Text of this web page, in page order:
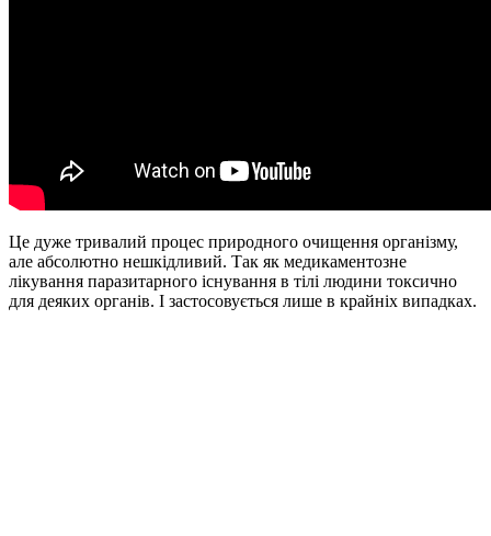
Це дуже тривалий процес природного очищення організму,
але абсолютно нешкідливий. Так як медикаментозне
лікування паразитарного існування в тілі людини токсично
для деяких органів. І застосовується лише в крайніх випадках.